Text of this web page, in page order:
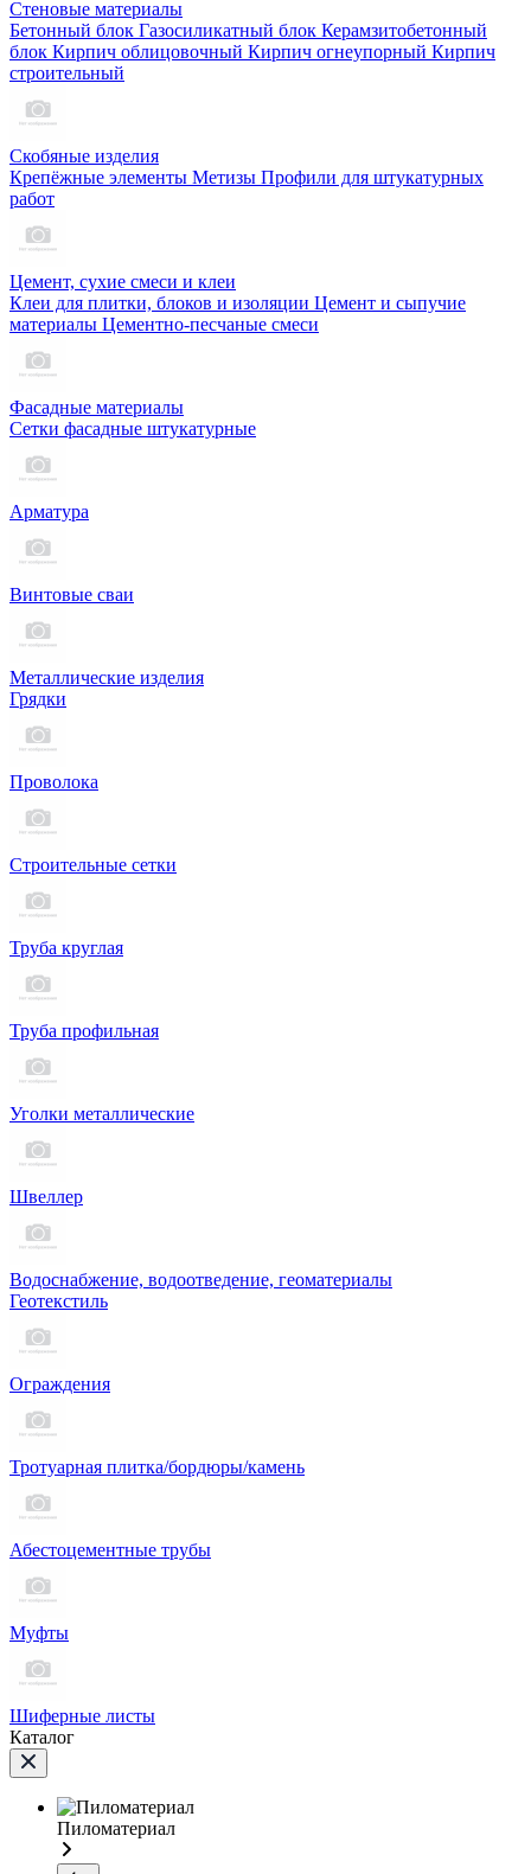
Стеновые материалы
Бетонный блок Газосиликатный блок Керамзитобетонный
блок Кирпич облицовочный Кирпич огнеупорный Кирпич
строительный
Скобяные изделия
Крепёжные элементы Метизы Профили для штукатурных
работ
Цемент, сухие смеси и клеи
Клеи для плитки, блоков и изоляции Цемент и сыпучие
материалы Цементно-песчаные смеси
Фасадные материалы
Сетки фасадные штукатурные
Арматура
Винтовые сваи
Металлические изделия
Грядки
Проволока
Строительные сетки
Труба круглая
Труба профильная
Уголки металлические
Швеллер
Водоснабжение, водоотведение, геоматериалы
Геотекстиль
Ограждения
Тротуарная плитка/бордюры/камень
Абестоцементные трубы
Муфты
Шиферные листы
Каталог
Пиломатериал